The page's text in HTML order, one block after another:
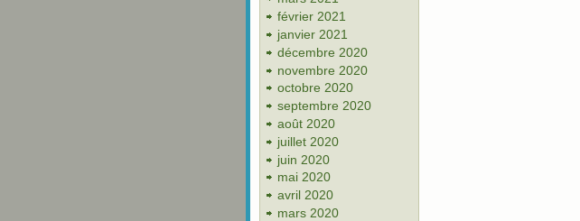
février 2021
janvier 2021
décembre 2020
novembre 2020
octobre 2020
septembre 2020
août 2020
juillet 2020
juin 2020
mai 2020
avril 2020
mars 2020